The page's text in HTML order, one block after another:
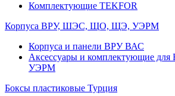
Комплектующие TEKFOR
Корпуса ВРУ, ШЭС, ЩО, ЩЭ, УЭРМ
Корпуса и панели ВРУ ВАС
Аксессуары и комплектующие
УЭРМ
Боксы пластиковые Турция